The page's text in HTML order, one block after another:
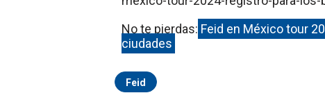
No te pierdas: Feid en México tour
ciudades
Feid